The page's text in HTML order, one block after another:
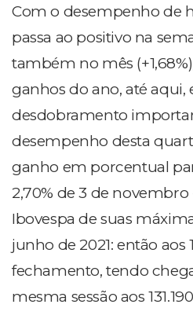
Com o desempenho de
passa ao positivo na
também no mês
ganhos do ano, até aqui,
desdobramento
desempenho desta
ganho em porcentual
2,70% de 3 de
Ibovespa de suas
junho de 2021: então aos
fechamento, tendo
mesma sessão aos